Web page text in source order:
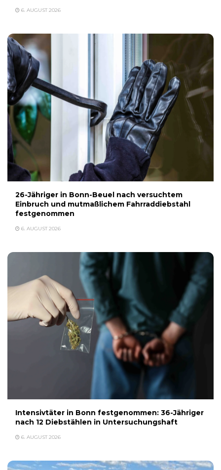
6. AUGUST 2026
26-Jähriger in Bonn-Beuel nach versuchtem
Einbruch und mutmaßlichem Fahrraddiebstahl
festgenommen
6. AUGUST 2026
Intensivtäter in Bonn festgenommen: 36-Jähriger
nach 12 Diebstählen in Untersuchungshaft
6. AUGUST 2026